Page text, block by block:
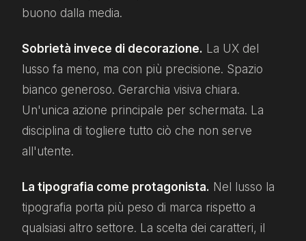
buono dalla media.
Sobrietà invece di decorazione. La UX del
lusso fa meno, ma con più precisione. Spazio
bianco generoso. Gerarchia visiva chiara.
Un'unica azione principale per schermata. La
disciplina di togliere tutto ciò che non serve
all'utente.
La tipografia come protagonista. Nel lusso la
tipografia porta più peso di marca rispetto a
qualsiasi altro settore. La scelta dei caratteri, il